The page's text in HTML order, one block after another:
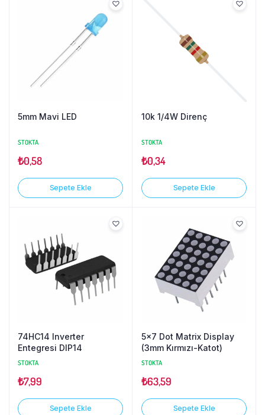
5mm Mavi LED
STOKTA
₺0,58
Sepete Ekle
10k 1/4W Direnç
STOKTA
₺0,34
Sepete Ekle
74HC14 Inverter
Entegresi DIP14
STOKTA
₺7,99
Sepete Ekle
5×7 Dot Matrix Display
(3mm Kırmızı-Katot)
STOKTA
₺63,59
Sepete Ekle